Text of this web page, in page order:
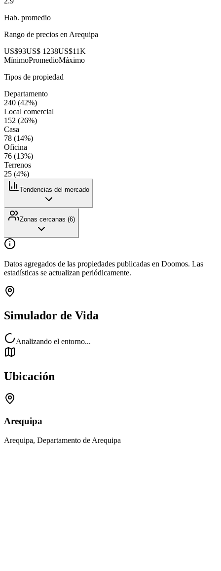
Hab. promedio
Rango de precios en Arequipa
US$93US$ 1238US$11K
MínimoPromedioMáximo
Tipos de propiedad
Departamento
240 (42%)
Local comercial
152 (26%)
Casa
78 (14%)
Oficina
76 (13%)
Terrenos
25 (4%)
Tendencias del mercado
Zonas cercanas (6)
Datos agregados de las propiedades publicadas en Doomos. Las
estadísticas se actualizan periódicamente.
Simulador de Vida
Analizando el entorno...
Ubicación
Arequipa
Arequipa, Departamento de Arequipa